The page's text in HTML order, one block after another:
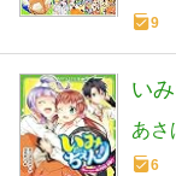
9
い
あさ
6